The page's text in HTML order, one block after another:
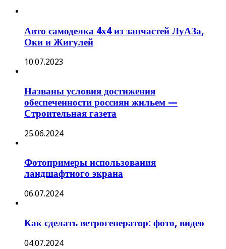
Авто самоделка 4х4 из запчастей ЛуАЗа,
Оки и Жигулей
10.07.2023
Названы условия достижения
обеспеченности россиян жильем —
Строительная газета
25.06.2024
Фотопримеры использования
ландшафтного экрана
06.07.2024
Как сделать ветрогенератор: фото, видео
04.07.2024